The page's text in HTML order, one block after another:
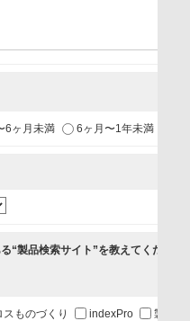
関するご案内
するセミナーなど、各種イ
心に応じた情報の提供
の依頼
6ヶ月未満 6ヶ月〜1年未満
“製品検索サイト”を教えてください
スものづくり indexPro
製品ナ